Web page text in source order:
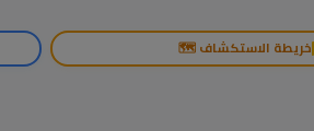
خريطة الاستكشاف 🗺️